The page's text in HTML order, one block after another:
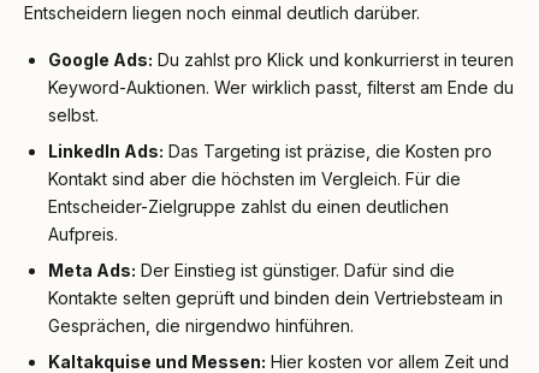
Entscheidern liegen noch einmal deutlich darüber.
Google Ads: Du zahlst pro Klick und konkurrierst in teuren
Keyword-Auktionen. Wer wirklich passt, filterst am Ende du
selbst.
LinkedIn Ads: Das Targeting ist präzise, die Kosten pro
Kontakt sind aber die höchsten im Vergleich. Für die
Entscheider-Zielgruppe zahlst du einen deutlichen
Aufpreis.
Meta Ads: Der Einstieg ist günstiger. Dafür sind die
Kontakte selten geprüft und binden dein Vertriebsteam in
Gesprächen, die nirgendwo hinführen.
Kaltakquise und Messen: Hier kosten vor allem Zeit und